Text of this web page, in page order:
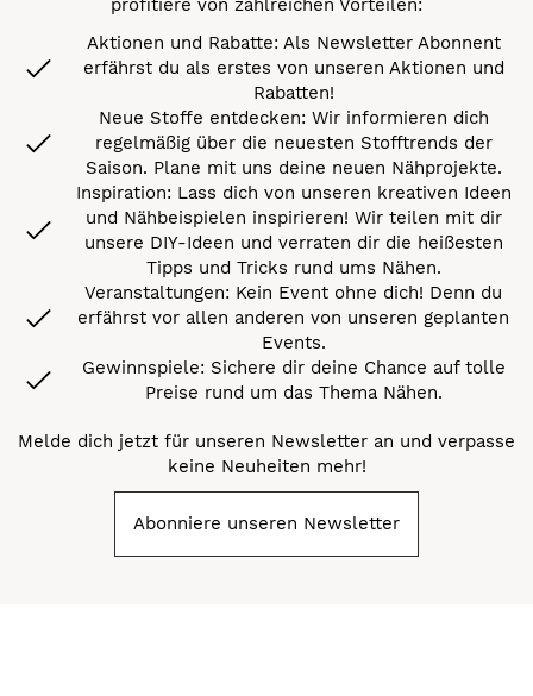
profitiere von zahlreichen Vorteilen:
Aktionen und Rabatte: Als Newsletter Abonnent
erfährst du als erstes von unseren Aktionen und
Rabatten!
Neue Stoffe entdecken: Wir informieren dich
regelmäßig über die neuesten Stofftrends der
Saison. Plane mit uns deine neuen Nähprojekte.
Inspiration: Lass dich von unseren kreativen Ideen
und Nähbeispielen inspirieren! Wir teilen mit dir
unsere DIY-Ideen und verraten dir die heißesten
Tipps und Tricks rund ums Nähen.
Veranstaltungen: Kein Event ohne dich! Denn du
erfährst vor allen anderen von unseren geplanten
Events.
Gewinnspiele: Sichere dir deine Chance auf tolle
Preise rund um das Thema Nähen.
Melde dich jetzt für unseren Newsletter an und verpasse
keine Neuheiten mehr!
Abonniere unseren Newsletter